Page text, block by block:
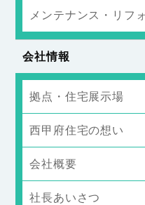
メンテナンス・リフ
会社情報
拠点・住宅展示場
西甲府住宅の想い
会社概要
社長あいさつ